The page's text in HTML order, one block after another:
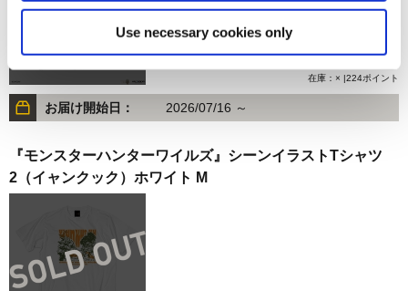
Use necessary cookies only
4,480円
在庫：× |224ポイント
お届け開始日： 2026/07/16 ～
『モンスターハンターワイルズ』シーンイラストTシャツ
2（イャンクック）ホワイト M